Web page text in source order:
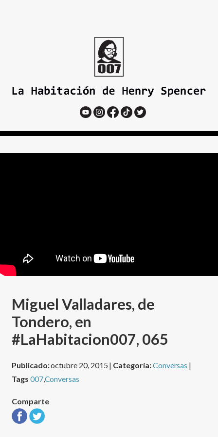
Miguel Valladares, de
Tondero, en
#LaHabitacion007, 065
Publicado:octubre 20, 2015 | Categoría:Conversas |
Tags 007,Conversas
Comparte